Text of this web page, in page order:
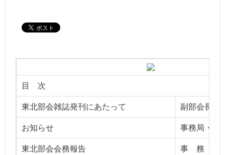
目 次
東北部会雑誌発刊にあたって 副部会長
お知らせ 事務局・編
東北部会会務報告 事 務 局